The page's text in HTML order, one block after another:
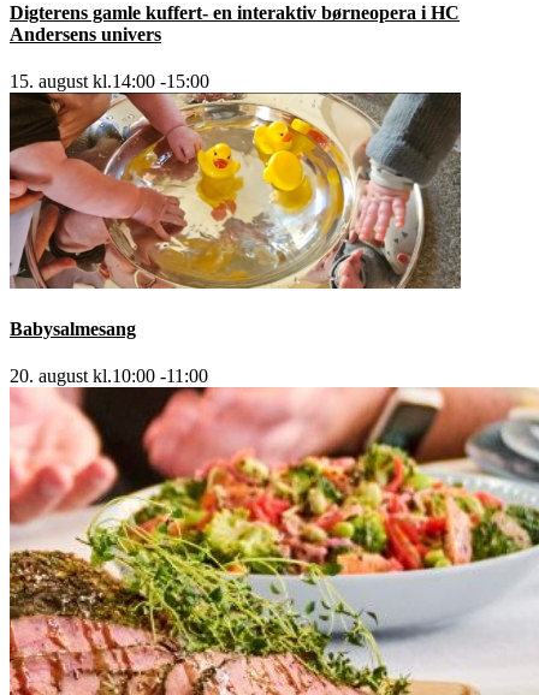
Digterens gamle kuffert- en interaktiv børneopera i HC
Andersens univers
15. august kl.14:00 -15:00
Babysalmesang
20. august kl.10:00 -11:00